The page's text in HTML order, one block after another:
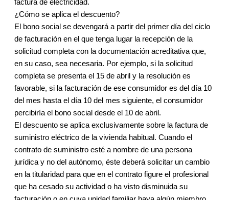
factura de electricidad.
¿Cómo se aplica el descuento?
El bono social se devengará a partir del primer día del ciclo
de facturación en el que tenga lugar la recepción de la
solicitud completa con la documentación acreditativa que,
en su caso, sea necesaria. Por ejemplo, si la solicitud
completa se presenta el 15 de abril y la resolución es
favorable, si la facturación de ese consumidor es del día 10
del mes hasta el día 10 del mes siguiente, el consumidor
percibiría el bono social desde el 10 de abril.
El descuento se aplica exclusivamente sobre la factura de
suministro eléctrico de la vivienda habitual. Cuando el
contrato de suministro esté a nombre de una persona
jurídica y no del autónomo, éste deberá solicitar un cambio
en la titularidad para que en el contrato figure el profesional
que ha cesado su actividad o ha visto disminuida su